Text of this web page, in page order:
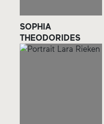
SOPHIA
THEODORIDES